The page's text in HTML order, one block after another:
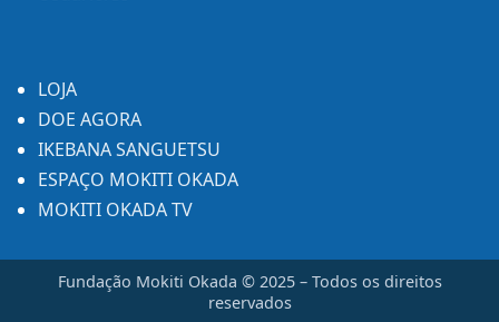
LOJA
DOE AGORA
IKEBANA SANGUETSU
ESPAÇO MOKITI OKADA
MOKITI OKADA TV
Fundação Mokiti Okada © 2025 – Todos os direitos
reservados